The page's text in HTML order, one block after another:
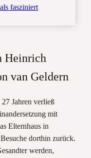
fasziniert
Heinrich
van Geldern
Jahren verließ
mit
Elternhaus in
dorthin zurück.
werden,